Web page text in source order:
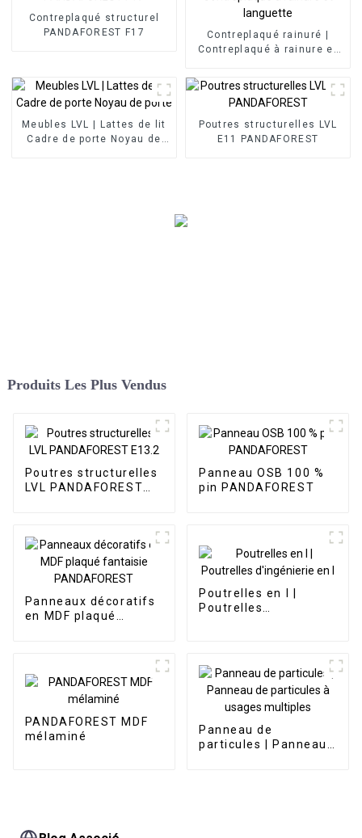
Contreplaqué structurel
PANDAFOREST F17
Contreplaqué rainuré |
Contreplaqué à rainure et
Meubles LVL | Lattes de lit
Cadre de porte Noyau de
Poutres structurelles LVL
E11 PANDAFOREST
Produits Les Plus Vendus
Poutres structurelles
LVL PANDAFOREST
Panneau OSB 100 %
pin PANDAFOREST
Panneaux décoratifs
en MDF plaqué
Poutrelles en I |
Poutrelles
PANDAFOREST MDF
mélaminé
Panneau de
particules | Panneau